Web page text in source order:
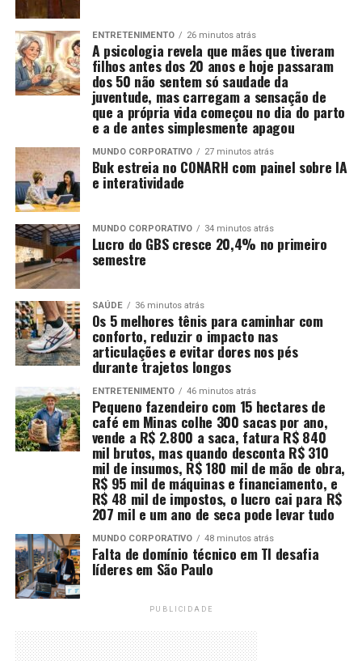
ENTRETENIMENTO 26 minutos atrás
A psicologia revela que mães que tiveram
filhos antes dos 20 anos e hoje passaram
dos 50 não sentem só saudade da
juventude, mas carregam a sensação de
que a própria vida começou no dia do parto
e a de antes simplesmente apagou
MUNDO CORPORATIVO 27 minutos atrás
Buk estreia no CONARH com painel sobre IA
e interatividade
MUNDO CORPORATIVO 34 minutos atrás
Lucro do GBS cresce 20,4% no primeiro
semestre
SAÚDE 36 minutos atrás
Os 5 melhores tênis para caminhar com
conforto, reduzir o impacto nas
articulações e evitar dores nos pés
durante trajetos longos
ENTRETENIMENTO 46 minutos atrás
Pequeno fazendeiro com 15 hectares de
café em Minas colhe 300 sacas por ano,
vende a R$ 2.800 a saca, fatura R$ 840
mil brutos, mas quando desconta R$ 310
mil de insumos, R$ 180 mil de mão de obra,
R$ 95 mil de máquinas e financiamento, e
R$ 48 mil de impostos, o lucro cai para R$
207 mil e um ano de seca pode levar tudo
MUNDO CORPORATIVO 48 minutos atrás
Falta de domínio técnico em TI desafia
líderes em São Paulo
PUBLICIDADE